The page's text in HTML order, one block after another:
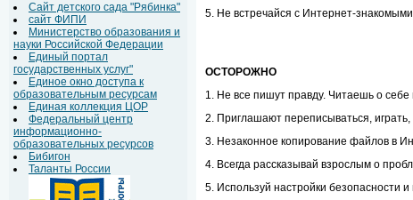
Сайт детского сада "Рябинка"
сайт ФИПИ
Министерство образования и
науки Российской Федерации
Единый портал
государственных услуг"
Единое окно доступа к
образовательным ресурсам
Единая коллекция ЦОР
Федеральный центр
информационно-
образовательных ресурсов
Бибигон
Таланты России
5. Не встречайся с Интернет-
ОСТОРОЖНО
1. Не все пишут правду. Читаешь о
2. Приглашают переписываться,
3. Незаконное копирование файлов в
4. Всегда рассказывай взрослым о
5. Используй настройки безопасности